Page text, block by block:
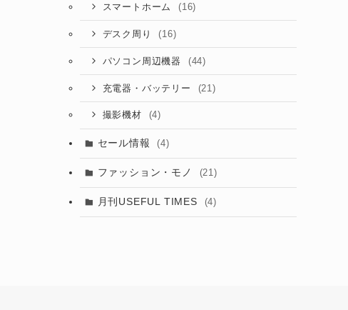
スマートホーム (16)
デスク周り (16)
パソコン周辺機器 (44)
充電器・バッテリー (21)
撮影機材 (4)
セール情報 (4)
ファッション・モノ (21)
月刊USEFUL TIMES (4)